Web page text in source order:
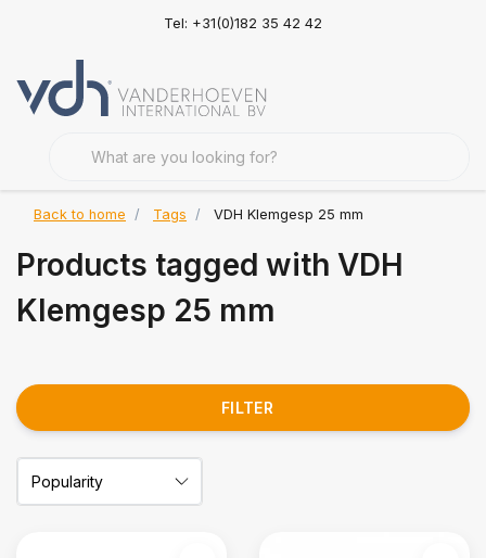
Tel: +31(0)182 35 42 42
Back to home Tags VDH Klemgesp 25 mm
Products tagged with VDH
Klemgesp 25 mm
FILTER